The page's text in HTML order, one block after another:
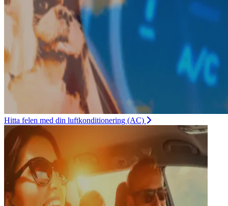
Hitta felen med din luftkonditionering (AC)